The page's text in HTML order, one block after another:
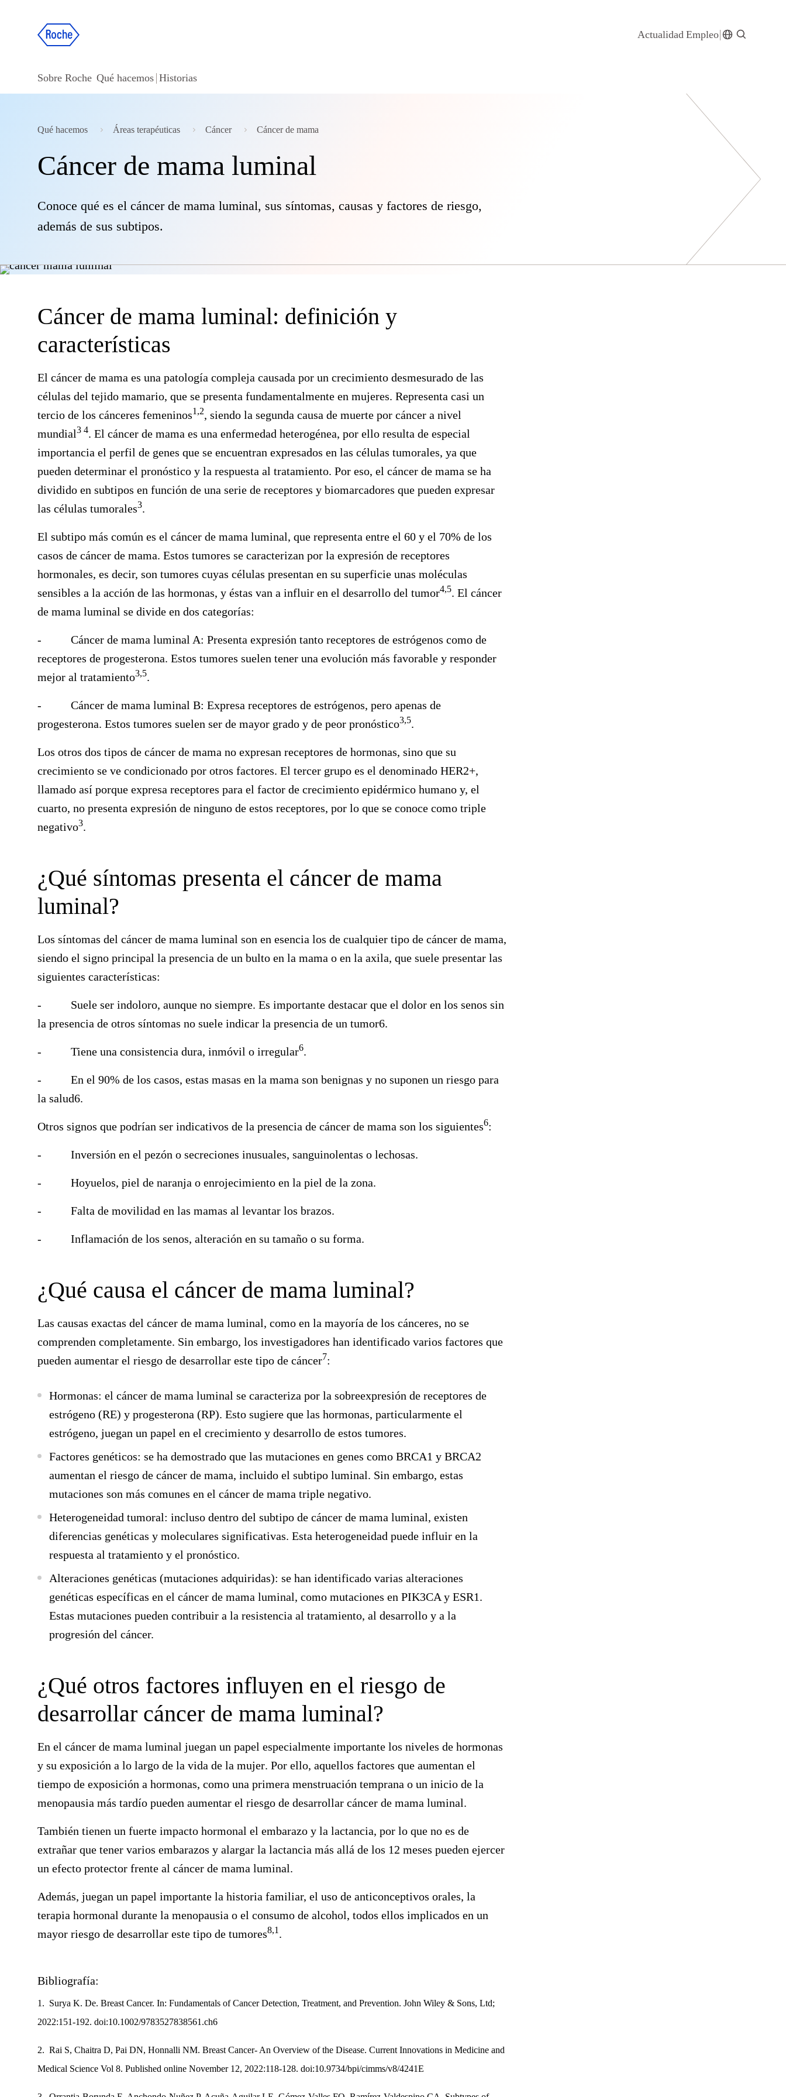
Actualidad Empleo
Sobre Roche Qué hacemos Historias
Qué hacemos Áreas terapéuticas Cáncer Cáncer de mama
Cáncer de mama luminal
Conoce qué es el cáncer de mama luminal, sus síntomas, causas y factores de riesgo,
además de sus subtipos.
Cáncer de mama luminal: definición y
características
El cáncer de mama es una patología compleja causada por un crecimiento desmesurado de las
células del tejido mamario, que se presenta fundamentalmente en mujeres. Representa casi un
tercio de los cánceres femeninos1,2, siendo la segunda causa de muerte por cáncer a nivel
mundial3 4. El cáncer de mama es una enfermedad heterogénea, por ello resulta de especial
importancia el perfil de genes que se encuentran expresados en las células tumorales, ya que
pueden determinar el pronóstico y la respuesta al tratamiento. Por eso, el cáncer de mama se ha
dividido en subtipos en función de una serie de receptores y biomarcadores que pueden expresar
las células tumorales3.
El subtipo más común es el cáncer de mama luminal, que representa entre el 60 y el 70% de los
casos de cáncer de mama. Estos tumores se caracterizan por la expresión de receptores
hormonales, es decir, son tumores cuyas células presentan en su superficie unas moléculas
sensibles a la acción de las hormonas, y éstas van a influir en el desarrollo del tumor4,5. El cáncer
de mama luminal se divide en dos categorías:
- Cáncer de mama luminal A: Presenta expresión tanto receptores de estrógenos como de
receptores de progesterona. Estos tumores suelen tener una evolución más favorable y responder
mejor al tratamiento3,5.
- Cáncer de mama luminal B: Expresa receptores de estrógenos, pero apenas de
progesterona. Estos tumores suelen ser de mayor grado y de peor pronóstico3,5.
Los otros dos tipos de cáncer de mama no expresan receptores de hormonas, sino que su
crecimiento se ve condicionado por otros factores. El tercer grupo es el denominado HER2+,
llamado así porque expresa receptores para el factor de crecimiento epidérmico humano y, el
cuarto, no presenta expresión de ninguno de estos receptores, por lo que se conoce como triple
negativo3.
¿Qué síntomas presenta el cáncer de mama
luminal?
Los síntomas del cáncer de mama luminal son en esencia los de cualquier tipo de cáncer de mama,
siendo el signo principal la presencia de un bulto en la mama o en la axila, que suele presentar las
siguientes características:
- Suele ser indoloro, aunque no siempre. Es importante destacar que el dolor en los senos sin
la presencia de otros síntomas no suele indicar la presencia de un tumor6.
- Tiene una consistencia dura, inmóvil o irregular6.
-
En el 90% de los casos, estas masas en la mama son benignas y no suponen un riesgo para
la salud6.
Otros signos que podrían ser indicativos de la presencia de cáncer de mama son los siguientes6:
- Inversión en el pezón o secreciones inusuales, sanguinolentas o lechosas.
- Hoyuelos, piel de naranja o enrojecimiento en la piel de la zona.
- Falta de movilidad en las mamas al levantar los brazos.
- Inflamación de los senos, alteración en su tamaño o su forma.
¿Qué causa el cáncer de mama luminal?
Las causas exactas del cáncer de mama luminal, como en la mayoría de los cánceres, no se
comprenden completamente. Sin embargo, los investigadores han identificado varios factores que
pueden aumentar el riesgo de desarrollar este tipo de cáncer7:
Hormonas: el cáncer de mama luminal se caracteriza por la sobreexpresión de receptores de
estrógeno (RE) y progesterona (RP). Esto sugiere que las hormonas, particularmente el
estrógeno, juegan un papel en el crecimiento y desarrollo de estos tumores.
Factores genéticos: se ha demostrado que las mutaciones en genes como BRCA1 y BRCA2
aumentan el riesgo de cáncer de mama, incluido el subtipo luminal. Sin embargo, estas
mutaciones son más comunes en el cáncer de mama triple negativo.
Heterogeneidad tumoral: incluso dentro del subtipo de cáncer de mama luminal, existen
diferencias genéticas y moleculares significativas. Esta heterogeneidad puede influir en la
respuesta al tratamiento y el pronóstico.
Alteraciones genéticas (mutaciones adquiridas): se han identificado varias alteraciones
genéticas específicas en el cáncer de mama luminal, como mutaciones en PIK3CA y ESR1.
Estas mutaciones pueden contribuir a la resistencia al tratamiento, al desarrollo y a la
progresión del cáncer.
¿Qué otros factores influyen en el riesgo de
desarrollar cáncer de mama luminal?
En el cáncer de mama luminal juegan un papel especialmente importante los niveles de hormonas
y su exposición a lo largo de la vida de la mujer. Por ello, aquellos factores que aumentan el
tiempo de exposición a hormonas, como una primera menstruación temprana o un inicio de la
menopausia más tardío pueden aumentar el riesgo de desarrollar cáncer de mama luminal.
También tienen un fuerte impacto hormonal el embarazo y la lactancia, por lo que no es de
extrañar que tener varios embarazos y alargar la lactancia más allá de los 12 meses pueden ejercer
un efecto protector frente al cáncer de mama luminal.
Además, juegan un papel importante la historia familiar, el uso de anticonceptivos orales, la
terapia hormonal durante la menopausia o el consumo de alcohol, todos ellos implicados en un
mayor riesgo de desarrollar este tipo de tumores8,1 .
Bibliografía:
1. Surya K. De. Breast Cancer. In: Fundamentals of Cancer Detection, Treatment, and Prevention. John Wiley & Sons, Ltd;
2022:151-192. doi:10.1002/9783527838561.ch6
2. Rai S, Chaitra D, Pai DN, Honnalli NM. Breast Cancer- An Overview of the Disease. Current Innovations in Medicine and
Medical Science Vol 8. Published online November 12, 2022:118-128. doi:10.9734/bpi/cimms/v8/4241E